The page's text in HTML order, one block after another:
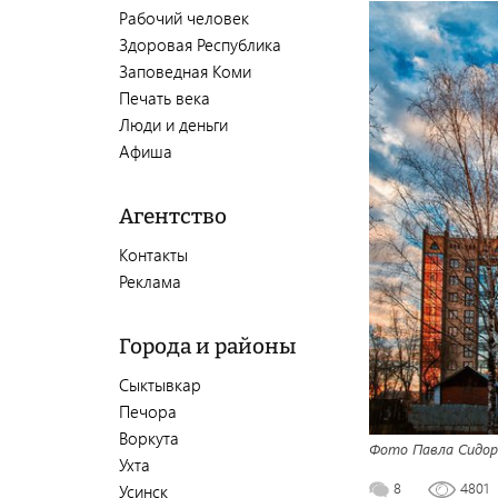
Рабочий человек
Здоровая Республика
Заповедная Коми
Печать века
Люди и деньги
Афиша
Агентство
Контакты
Реклама
Города и районы
Сыктывкар
Печора
Воркута
Ухта
Усинск
Фото Павла
8 4801